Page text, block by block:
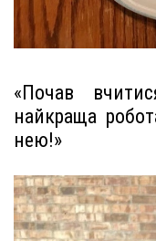
«Почав
найкраща
нею!»